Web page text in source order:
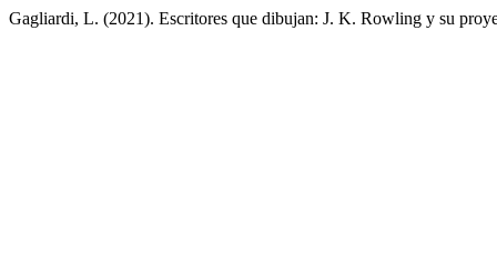
Gagliardi, L. (2021). Escritores que dibujan: J. K. Rowling y su